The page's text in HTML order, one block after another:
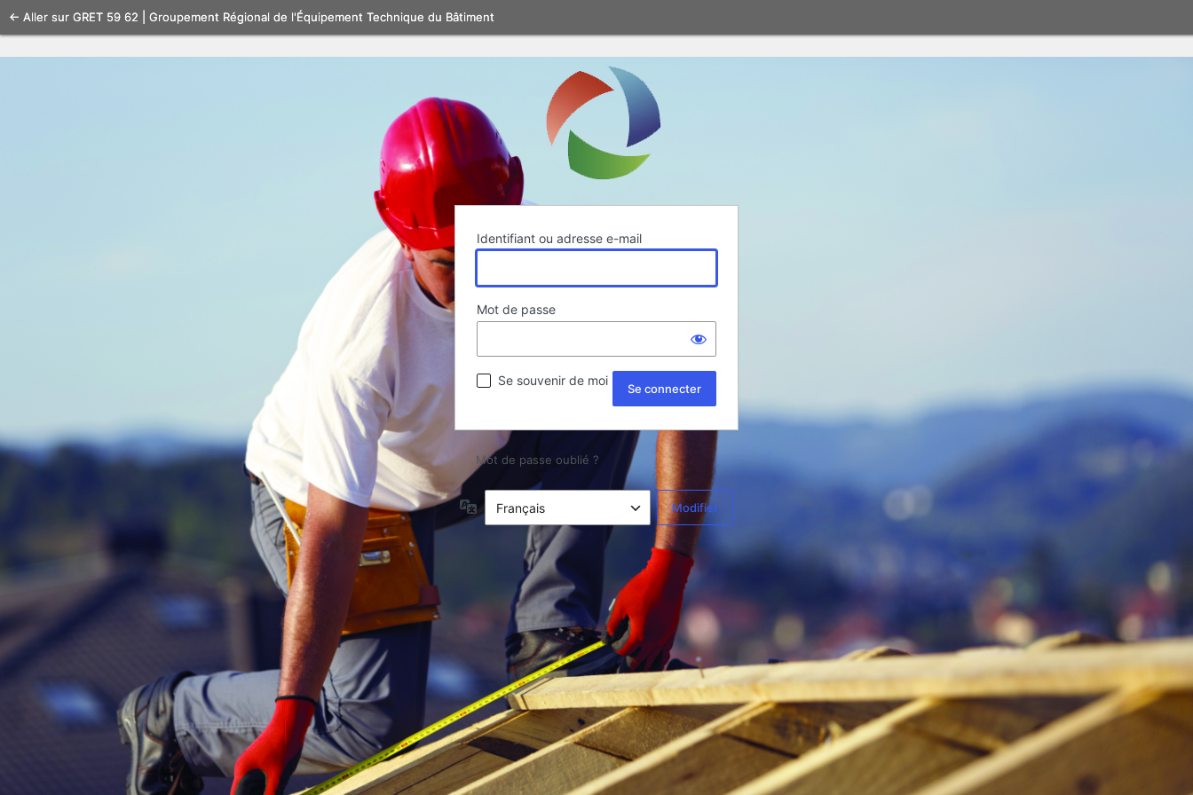
Se
connecter
Identifiant ou adresse e-mail
Mot de passe
Se souvenir de moi
Mot de passe oublié ?
← Aller sur GRET 59 62 | Groupement Régional de l'Équipement Technique du Bâtiment
Langue